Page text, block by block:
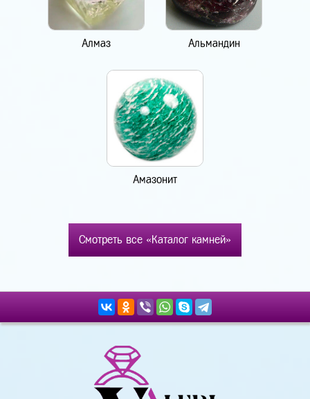
Алмаз Альмандин
Амазонит
Смотреть все «Каталог камней»